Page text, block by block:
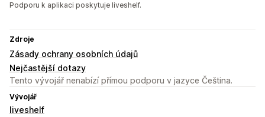
Podporu k aplikaci poskytuje liveshelf.
Zdroje
Zásady ochrany osobních údajů
Nejčastější dotazy
Tento vývojář nenabízí přímou podporu v jazyce Čeština.
Vývojář
liveshelf